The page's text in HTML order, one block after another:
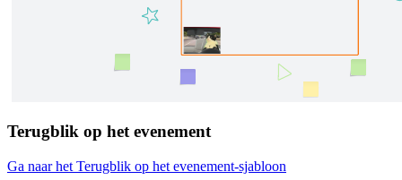
Terugblik op het evenement
Ga naar het Terugblik op het evenement-sjabloon